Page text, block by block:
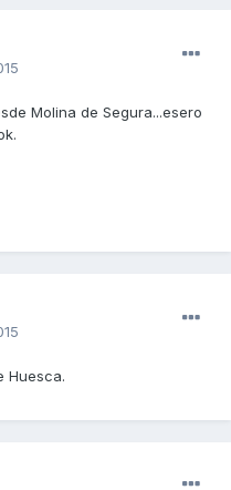
Molina de Segura...esero
Huesca.